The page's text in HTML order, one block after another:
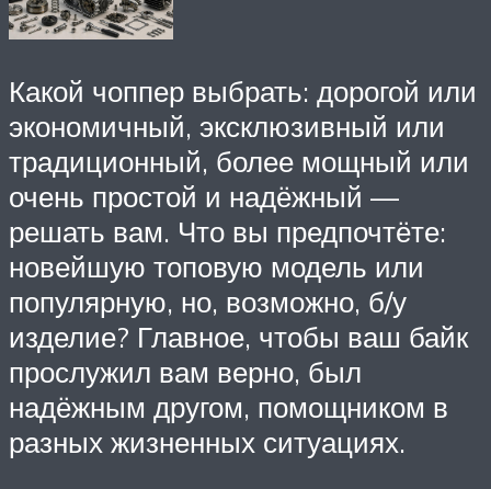
Какой чоппер выбрать: дорогой или
экономичный, эксклюзивный или
традиционный, более мощный или
очень простой и надёжный —
решать вам. Что вы предпочтёте:
новейшую топовую модель или
популярную, но, возможно, б/у
изделие? Главное, чтобы ваш байк
прослужил вам верно, был
надёжным другом, помощником в
разных жизненных ситуациях.